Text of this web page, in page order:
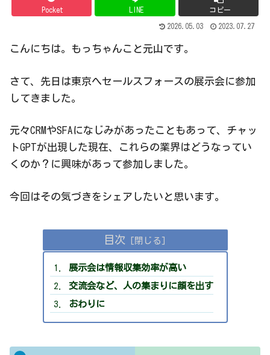
Pocket LINE コピー
2026.05.03 2023.07.27
こんにちは。もっちゃんこと元山です。
さて、先日は東京へセールスフォースの展示会に参加
してきました。
元々CRMやSFAになじみがあったこともあって、チャッ
トGPTが出現した現在、これらの業界はどうなってい
くのか？に興味があって参加しました。
今回はその気づきをシェアしたいと思います。
目次
展示会は情報収集効率が高い
交流会など、人の集まりに顔を出す
おわりに